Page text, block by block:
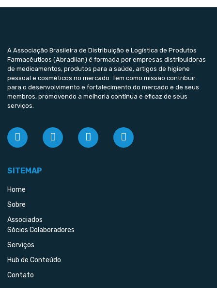
A Associação Brasileira de Distribuição e Logística de Produtos
Farmacêuticos (Abradilan) é formada por empresas distribuidoras
de medicamentos, produtos para a saúde, artigos de higiene
pessoal e cosméticos no mercado. Tem como missão contribuir
para o desenvolvimento e fortalecimento do mercado e de seus
membros, promovendo a melhoria contínua e eficaz de seus
serviços.
SITEMAP
Home
Sobre
Associados
Sócios Colaboradores
Serviços
Hub de Conteúdo
Contato